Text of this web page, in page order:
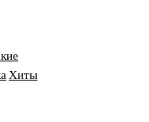
Хиты